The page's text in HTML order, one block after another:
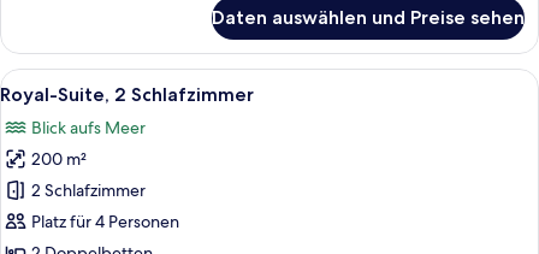
Suite,
2 Schlafzimmer
Daten auswählen und Preise sehen
Alle
Fotos
für
Royal-
Suite,
2 Schlafzimmer
anzeigen
Ein modernes Wohnzimmer mit
12
Royal-Suite, 2 Schlafzimmer
Blick aufs Meer
200 m²
2 Schlafzimmer
Platz für 4 Personen